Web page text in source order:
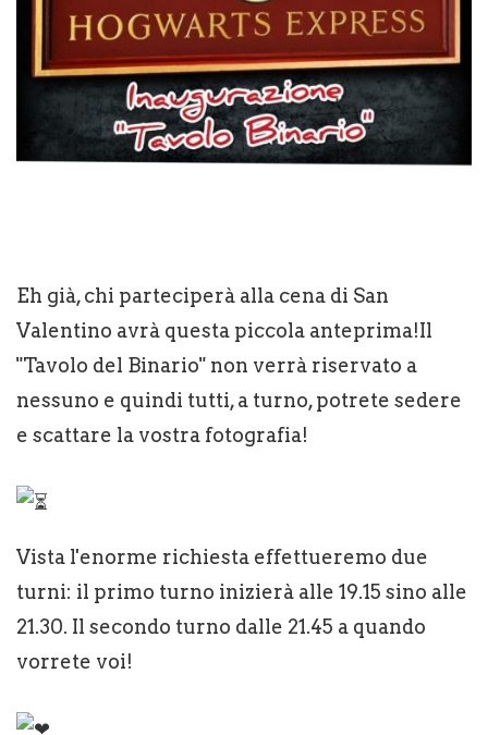
Eh già, chi parteciperà alla cena di San
Valentino avrà questa piccola anteprima!Il
"Tavolo del Binario" non verrà riservato a
nessuno e quindi tutti, a turno, potrete sedere
e scattare la vostra fotografia!
Vista l'enorme richiesta effettueremo due
turni: il primo turno inizierà alle 19.15 sino alle
21.30. Il secondo turno dalle 21.45 a quando
vorrete voi!